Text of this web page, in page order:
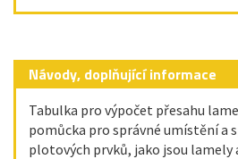
Návody, doplňující informace
Tabulka pro výpočet přesahu
pomůcka pro správné umístění a
plotových prvků, jako jsou lamely